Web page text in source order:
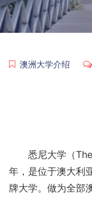
澳洲大学介绍
悉尼大学（The
年，是位于澳大利
牌大学。做为全部